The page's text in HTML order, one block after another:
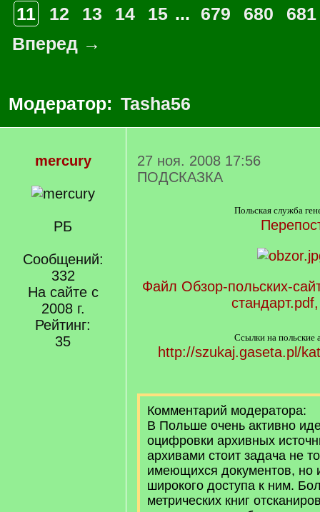
11
12 13 14 15 ... 679 680
681
Вперед →
Модератор: Tasha56
mercury
РБ
Сообщений:
332
На сайте с
2008 г.
Рейтинг:
35
27 ноя. 2008 17:56
ПОДСКАЗКА
Польская служба
Файл Обзор-польских-
Ссылки на польские
http://szukaj.gaseta.pl/
Комментарий модератора:
В Польше очень активно
оцифровки архивных
архивами стоит задача не
имеющихся документов, но
широкого доступа к ним.
метрических книг